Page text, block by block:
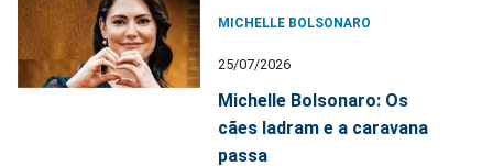
MICHELLE BOLSONARO
25/07/2026
Michelle Bolsonaro: Os
cães ladram e a caravana
passa